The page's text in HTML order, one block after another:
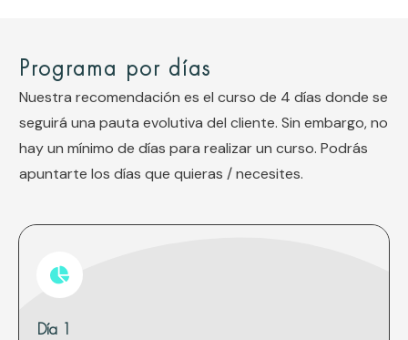
Programa por días
Nuestra recomendación es el curso de 4 días donde se
seguirá una pauta evolutiva del cliente. Sin embargo, no
hay un mínimo de días para realizar un curso. Podrás
apuntarte los días que quieras / necesites.
Día 1